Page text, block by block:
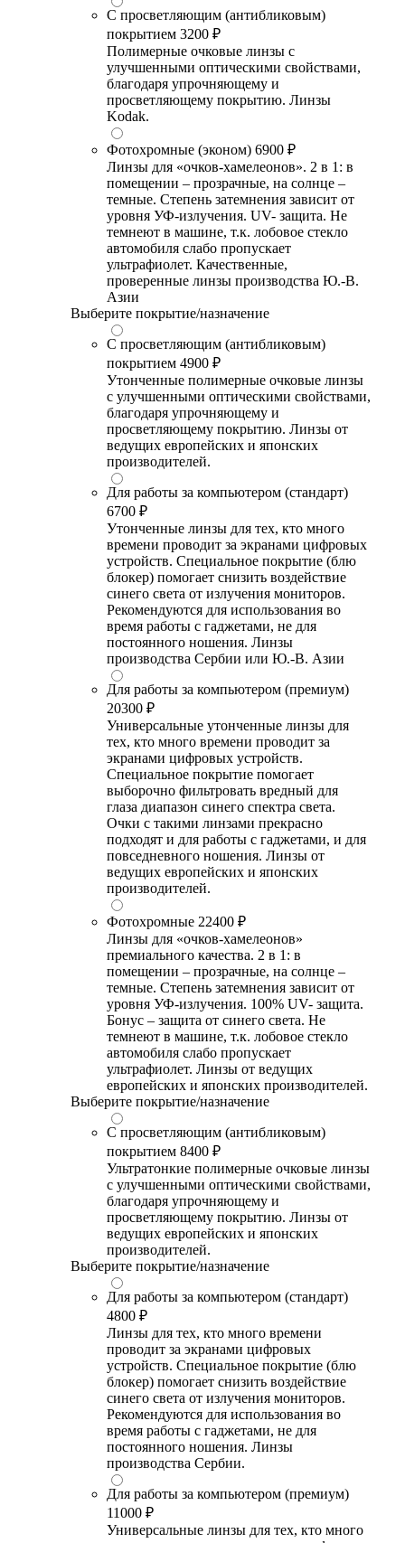
С просветляющим (антибликовым)
покрытием 3200 ₽
Полимерные очковые линзы с
улучшенными оптическими свойствами,
благодаря упрочняющему и
просветляющему покрытию. Линзы
Kodak.
Фотохромные (эконом) 6900 ₽
Линзы для «очков-хамелеонов». 2 в 1: в
помещении – прозрачные, на солнце –
темные. Степень затемнения зависит от
уровня УФ-излучения. UV- защита. Не
темнеют в машине, т.к. лобовое стекло
автомобиля слабо пропускает
ультрафиолет. Качественные,
проверенные линзы производства Ю.-В.
Азии
Выберите покрытие/назначение
С просветляющим (антибликовым)
покрытием 4900 ₽
Утонченные полимерные очковые линзы
с улучшенными оптическими свойствами,
благодаря упрочняющему и
просветляющему покрытию. Линзы от
ведущих европейских и японских
производителей.
Для работы за компьютером (стандарт)
6700 ₽
Утонченные линзы для тех, кто много
времени проводит за экранами цифровых
устройств. Специальное покрытие (блю
блокер) помогает снизить воздействие
синего света от излучения мониторов.
Рекомендуются для использования во
время работы с гаджетами, не для
постоянного ношения. Линзы
производства Сербии или Ю.-В. Азии
Для работы за компьютером (премиум)
20300 ₽
Универсальные утонченные линзы для
тех, кто много времени проводит за
экранами цифровых устройств.
Специальное покрытие помогает
выборочно фильтровать вредный для
глаза диапазон синего спектра света.
Очки с такими линзами прекрасно
подходят и для работы с гаджетами, и для
повседневного ношения. Линзы от
ведущих европейских и японских
производителей.
Фотохромные 22400 ₽
Линзы для «очков-хамелеонов»
премиального качества. 2 в 1: в
помещении – прозрачные, на солнце –
темные. Степень затемнения зависит от
уровня УФ-излучения. 100% UV- защита.
Бонус – защита от синего света. Не
темнеют в машине, т.к. лобовое стекло
автомобиля слабо пропускает
ультрафиолет. Линзы от ведущих
европейских и японских производителей.
Выберите покрытие/назначение
С просветляющим (антибликовым)
покрытием 8400 ₽
Ультратонкие полимерные очковые линзы
с улучшенными оптическими свойствами,
благодаря упрочняющему и
просветляющему покрытию. Линзы от
ведущих европейских и японских
производителей.
Выберите покрытие/назначение
Для работы за компьютером (стандарт)
4800 ₽
Линзы для тех, кто много времени
проводит за экранами цифровых
устройств. Специальное покрытие (блю
блокер) помогает снизить воздействие
синего света от излучения мониторов.
Рекомендуются для использования во
время работы с гаджетами, не для
постоянного ношения. Линзы
производства Сербии.
Для работы за компьютером (премиум)
11000 ₽
Универсальные линзы для тех, кто много